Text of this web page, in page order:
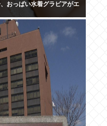
おっぱい水着グラビアがエ